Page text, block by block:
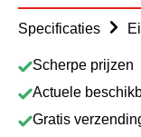
Specificaties
Scherpe prijzen
Actuele
Gratis